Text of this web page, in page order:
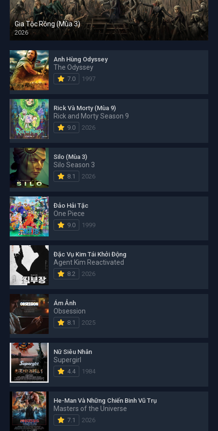
Gia Tộc Rồng (Mùa 3)
2026
Anh Hùng Odyssey
The Odyssey
7.0 1997
Rick Và Morty (Mùa 9)
Rick and Morty Season 9
9.0 2026
Silo (Mùa 3)
Silo Season 3
8.1 2026
Đảo Hải Tặc
One Piece
9.0 1999
Đặc Vụ Kim Tái Khởi Động
Agent Kim Reactivated
8.2 2026
Ám Ảnh
Obsession
8.1 2025
Nữ Siêu Nhân
Supergirl
4.4 1984
He-Man Và Những Chiến Binh Vũ Trụ
Masters of the Universe
7.1 2026